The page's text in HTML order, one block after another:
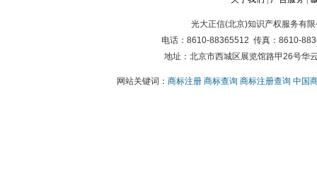
光大正信(北京)知识产权服务有
电话：8610-88365512 传真：8610-
地址：北京市西城区展览馆路甲26号
网站关键词： 商标注册 商标查询 商标注册查询 中国